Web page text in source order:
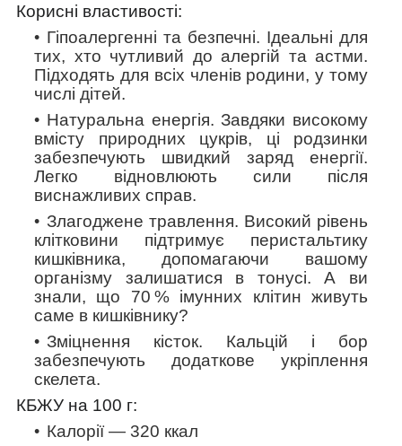
Корисні властивості:
Гіпоалергенні та безпечні. Ідеальні для
тих, хто чутливий до алергій та астми.
Підходять для всіх членів родини, у тому
числі дітей.
Натуральна енергія. Завдяки високому
вмісту природних цукрів, ці родзинки
забезпечують швидкий заряд енергії.
Легко відновлюють сили після
виснажливих справ.
Злагоджене травлення. Високий рівень
клітковини підтримує перистальтику
кишківника, допомагаючи вашому
організму залишатися в тонусі. А ви
знали, що 70 % імунних клітин живуть
саме в кишківнику?
Зміцнення кісток. Кальцій і бор
забезпечують додаткове укріплення
скелета.
КБЖУ на 100 г:
Калорії — 320 ккал